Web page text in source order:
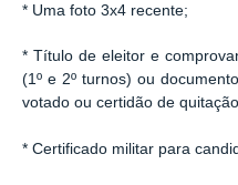
* Uma foto 3x4 recente;
* Título de eleitor e
(1º e 2º turnos) ou
votado ou certidão de
* Certificado militar para